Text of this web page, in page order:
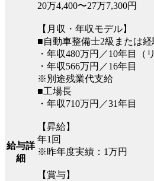
給与詳
細
20万4,400〜27万7,300円
【月収・年収モデル】
■自動車整備士2級または
・年収480万円／10年目（
・年収566万円／16年目
※別途残業代支給
■工場長
・年収710万円／31年目
【昇給】
年1回
※昨年度実績：1万円
【賞与】